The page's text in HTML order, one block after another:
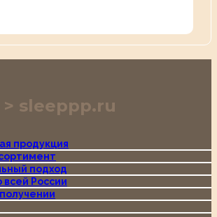
sleeppp.ru
продукция
подход
всей России